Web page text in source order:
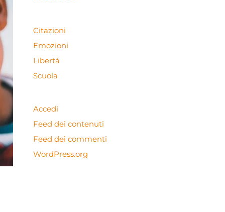
Citazioni
Emozioni
Libertà
Scuola
Accedi
Feed dei contenuti
Feed dei commenti
WordPress.org